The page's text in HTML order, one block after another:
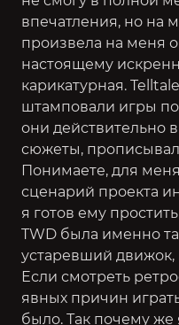
впечатления, но на
произвела на меня
настоящему
карикатурная.
штамповали игры
они действительно
сюжеты,
Понимаете, для
сценарий проекта
я готов ему
TWD была именно
устаревший движок,
Если смотреть
явных причин
было. Так почему же